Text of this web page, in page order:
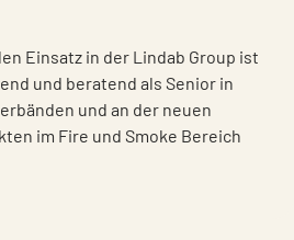
Einsatz in der Lindab Group ist
und beratend als Senior in
und an der neuen
im Fire und Smoke Bereich